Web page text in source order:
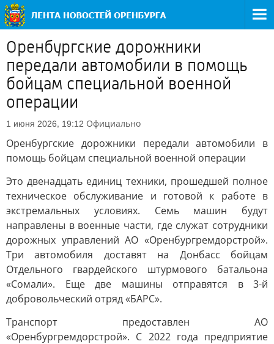
Оренбургские дорожники
передали автомобили в помощь
бойцам специальной военной
операции
1 июня 2026, 19:12 Официально
Оренбургские дорожники передали автомобили в
помощь бойцам специальной военной операции
Это двенадцать единиц техники, прошедшей полное
техническое обслуживание и готовой к работе в
экстремальных условиях. Семь машин будут
направлены в военные части, где служат сотрудники
дорожных управлений АО «Оренбургремдорстрой».
Три автомобиля доставят на Донбасс бойцам
Отдельного гвардейского штурмового батальона
«Сомали». Еще две машины отправятся в 3-й
добровольческий отряд «БАРС».
Транспорт предоставлен АО
«Оренбургремдорстрой». С 2022 года предприятие